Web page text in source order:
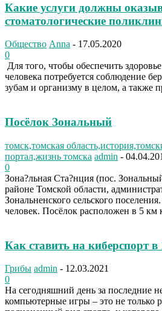
Какие услуги должны
стоматологические
Общество Anna - 17.05.2020
0
Для того, чтобы обеспечить
человека потребуется соблюдение
зубам и организму в целом, а также
Посёлок Зональный
томск,томская
портал,жизнь томска admin -
0
Зона?льная Ста?нция (пос.
районе Томской области,
Зональненского сельского
человек. Посёлок расположен в 5 км
Как ставить на киберспорт в
Грибы admin - 12.03.2021
0
На сегодняшний день за последние
компьютерные игры – это не только